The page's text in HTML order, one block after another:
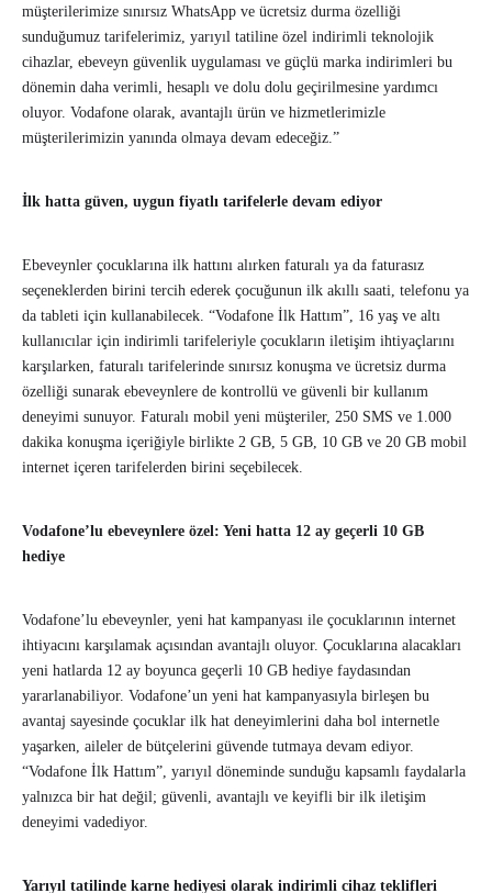
müşterilerimize sınırsız WhatsApp ve ücretsiz durma özelliği
sunduğumuz tarifelerimiz, yarıyıl tatiline özel indirimli teknolojik
cihazlar, ebeveyn güvenlik uygulaması ve güçlü marka indirimleri bu
dönemin daha verimli, hesaplı ve dolu dolu geçirilmesine yardımcı
oluyor. Vodafone olarak, avantajlı ürün ve hizmetlerimizle
müşterilerimizin yanında olmaya devam edeceğiz.”
İlk hatta güven, uygun fiyatlı tarifelerle devam ediyor
Ebeveynler çocuklarına ilk hattını alırken faturalı ya da faturasız
seçeneklerden birini tercih ederek çocuğunun ilk akıllı saati, telefonu ya
da tableti için kullanabilecek. “Vodafone İlk Hattım”, 16 yaş ve altı
kullanıcılar için indirimli tarifeleriyle çocukların iletişim ihtiyaçlarını
karşılarken, faturalı tarifelerinde sınırsız konuşma ve ücretsiz durma
özelliği sunarak ebeveynlere de kontrollü ve güvenli bir kullanım
deneyimi sunuyor. Faturalı mobil yeni müşteriler, 250 SMS ve 1.000
dakika konuşma içeriğiyle birlikte 2 GB, 5 GB, 10 GB ve 20 GB mobil
internet içeren tarifelerden birini seçebilecek.
Vodafone’lu ebeveynlere özel: Yeni hatta 12 ay geçerli 10 GB
hediye
Vodafone’lu ebeveynler, yeni hat kampanyası ile çocuklarının internet
ihtiyacını karşılamak açısından avantajlı oluyor. Çocuklarına alacakları
yeni hatlarda 12 ay boyunca geçerli 10 GB hediye faydasından
yararlanabiliyor. Vodafone’un yeni hat kampanyasıyla birleşen bu
avantaj sayesinde çocuklar ilk hat deneyimlerini daha bol internetle
yaşarken, aileler de bütçelerini güvende tutmaya devam ediyor.
“Vodafone İlk Hattım”, yarıyıl döneminde sunduğu kapsamlı faydalarla
yalnızca bir hat değil; güvenli, avantajlı ve keyifli bir ilk iletişim
deneyimi vadediyor.
Yarıyıl tatilinde karne hediyesi olarak indirimli cihaz teklifleri